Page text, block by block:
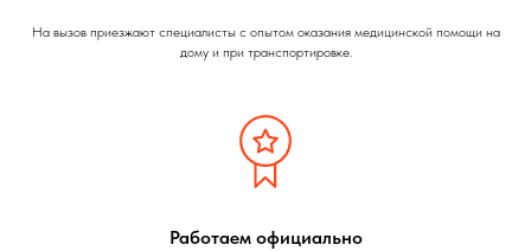
На вызов приезжают специалисты с опытом оказания медицинской помощи на
дому и при транспортировке.
Работаем официально